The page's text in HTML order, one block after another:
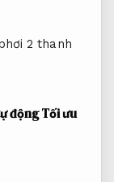
độngTối ưu